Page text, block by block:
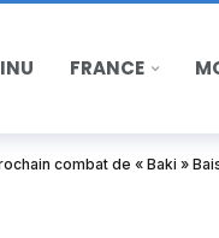
FRANCE
combat de « Baki »